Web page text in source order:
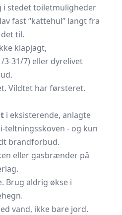
i stedet toiletmuligheder
fast “kattehul” langt fra
til.
klapjagt,
31/7) eller dyrelivet
Vildtet har førsteret.
i eksisterende, anlagte
teltningsskoven - og kun
brandforbud.
eller gasbrænder på
Brug aldrig økse i
vand, ikke bare jord.